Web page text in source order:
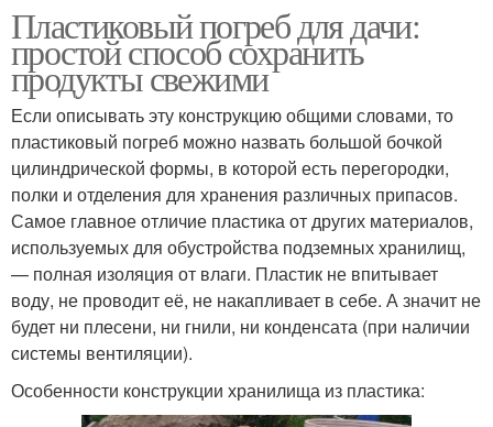
Пластиковый погреб для дачи:
простой способ сохранить
продукты свежими
Если описывать эту конструкцию общими словами, то
пластиковый погреб можно назвать большой бочкой
цилиндрической формы, в которой есть перегородки,
полки и отделения для хранения различных припасов.
Самое главное отличие пластика от других материалов,
используемых для обустройства подземных хранилищ,
— полная изоляция от влаги. Пластик не впитывает
воду, не проводит её, не накапливает в себе. А значит не
будет ни плесени, ни гнили, ни конденсата (при наличии
системы вентиляции).
Особенности конструкции хранилища из пластика: